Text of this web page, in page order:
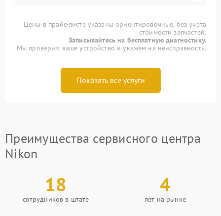
Цены в прайс-листе указаны ориентировочные, без учета
стоимости запчастей.
Записывайтесь на бесплатную диагностику.
Мы проверим ваше устройство и укажем на неисправность.
Показать все услуги
Преимущества сервисного центра
Nikon
18
сотрудников в штате
4
лет на рынке